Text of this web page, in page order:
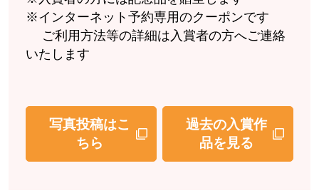
※インターネット予約専用のクーポンです
ご利用方法等の詳細は入賞者の方へご連絡
いたします
写真投稿はこ
ちら
過去の入賞作
品を見る